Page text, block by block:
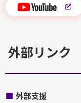
外部リンク
■ 外部支援